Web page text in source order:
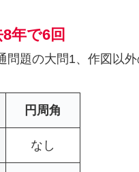
年で6回
問題の大問1、作図以
円周角
なし